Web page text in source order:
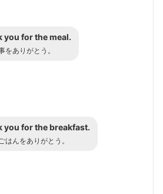
you for the meal.
をありがとう。
you for the breakfast.
はんをありがとう。